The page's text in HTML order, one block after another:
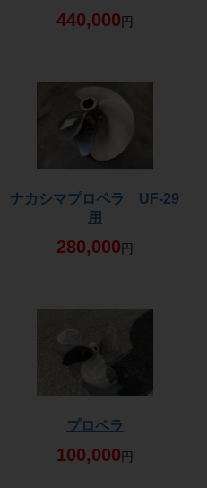
440,000 円
ナカシマプロペラ UF-29
用
280,000 円
プロペラ
100,000 円